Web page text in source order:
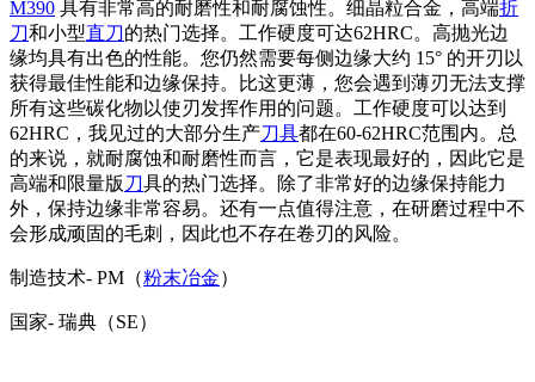
M390 具有非常高的耐磨性和耐腐蚀性。细晶粒合金，高端折
刀和小型直刀的热门选择。工作硬度可达62HRC。高抛光边
缘均具有出色的性能。您仍然需要每侧边缘大约 15° 的开刃以
获得最佳性能和边缘保持。比这更薄，您会遇到薄刃无法支撑
所有这些碳化物以使刃发挥作用的问题。工作硬度可以达到
62HRC，我见过的大部分生产刀具都在60-62HRC范围内。总
的来说，就耐腐蚀和耐磨性而言，它是表现最好的，因此它是
高端和限量版 刀具的热门选择。除了非常好的边缘保持能力
外，保持边缘非常容易。还有一点值得注意，在研磨过程中不
会形成顽固的毛刺，因此也不存在卷刃的风险。
制造技术- PM（粉末冶金）
国家- 瑞典（SE）